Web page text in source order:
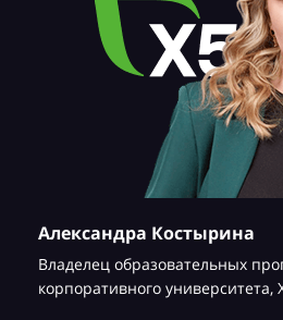
Александра Костырина
Владелец образовательных
корпоративного университета,